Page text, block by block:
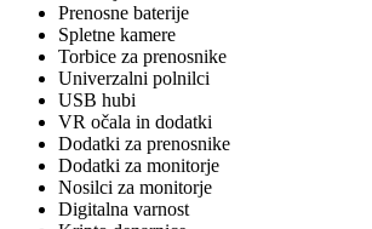
Prenosne baterije
Spletne kamere
Torbice za prenosnike
Univerzalni polnilci
USB hubi
VR očala in dodatki
Dodatki za prenosnike
Dodatki za monitorje
Nosilci za monitorje
Digitalna varnost